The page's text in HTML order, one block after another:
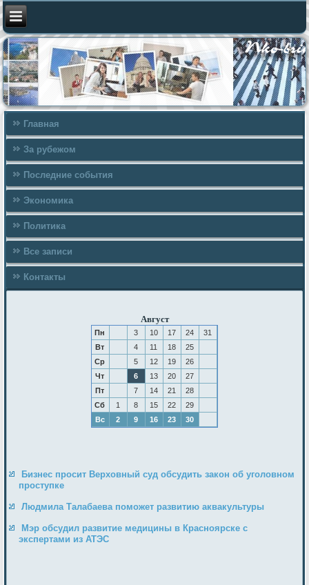
Главная
За рубежом
Последние события
Экономика
Политика
Все записи
Контакты
Август
Пн 3 10 17 24
31
Вт
4 11 18
25
Ср
5 12 19
26
Чт
6 13 20
27
Пт
7 14 21
28
Сб
1 8 15 22
29
Вс
2 9 16 23 30
Бизнес просит Верховный суд обсудить закон об уголовном
проступке
Людмила Талабаева поможет развитию аквакультуры
Мэр обсудил развитие медицины в Красноярске с
экспертами из АТЭС